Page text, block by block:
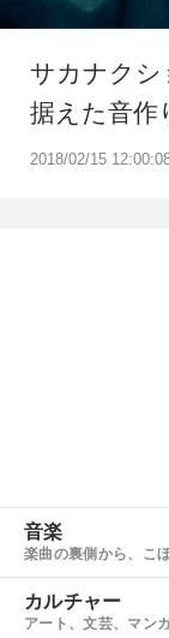
2018/02/15
サカナクシ
据えた音作
音楽
楽曲の裏側から、こ
カルチャー
アート、文芸、マン